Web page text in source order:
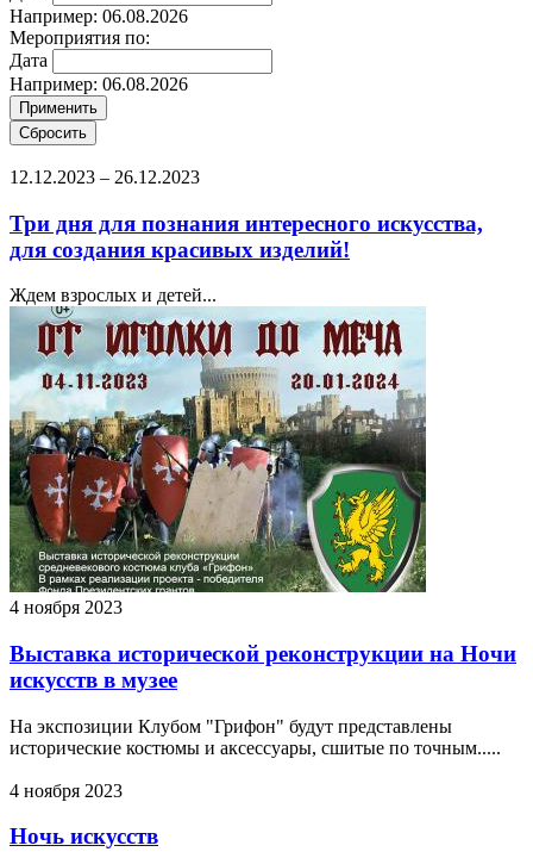
Например: 06.08.2026
Мероприятия по:
Дата
Например: 06.08.2026
12.12.2023 – 26.12.2023
Три дня для познания интересного искусства,
для создания красивых изделий!
Ждем взрослых и детей...
4 ноября 2023
Выставка исторической реконструкции на Ночи
искусств в музее
На экспозиции Клубом "Грифон" будут представлены
исторические костюмы и аксессуары, сшитые по точным.....
4 ноября 2023
Ночь искусств